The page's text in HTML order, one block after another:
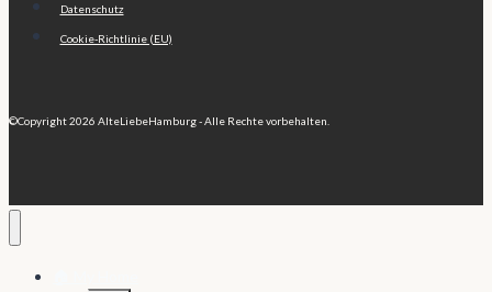
Datenschutz
Cookie-Richtlinie (EU)
©Copyright 2026 AlteLiebeHamburg - Alle Rechte vorbehalten.